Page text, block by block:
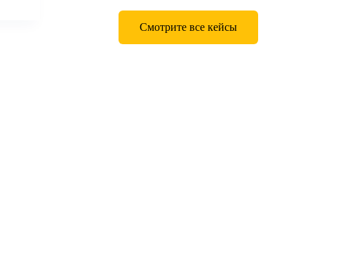
Смотрите все кейсы